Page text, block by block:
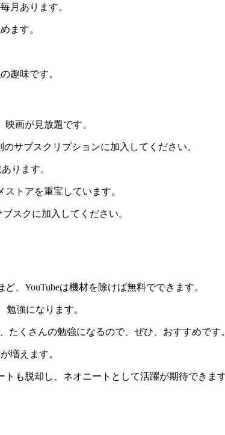
月あります。
ます。
趣味です。
画が見放題です。
サブスクリプションに加入してください。
ります。
トアを重宝しています。
スクに加入してください。
、YouTubeは機材を除けば無料でできます。
勉強になります。
たくさんの勉強になるので、ぜひ、おすすめです。
増えます。
も脱却し、ネオニートとして活躍が期待できます